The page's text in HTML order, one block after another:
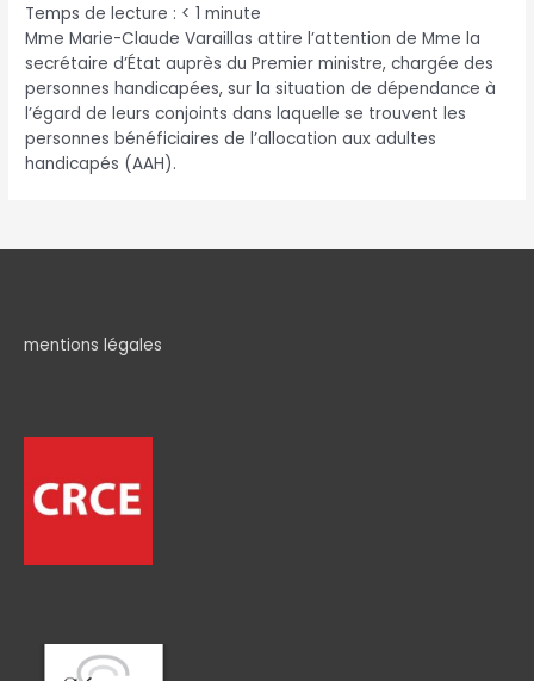
Temps de lecture : < 1 minute
Mme Marie-Claude Varaillas attire l’attention de Mme la
secrétaire d’État auprès du Premier ministre, chargée des
personnes handicapées, sur la situation de dépendance à
l’égard de leurs conjoints dans laquelle se trouvent les
personnes bénéficiaires de l’allocation aux adultes
handicapés (AAH).
mentions légales